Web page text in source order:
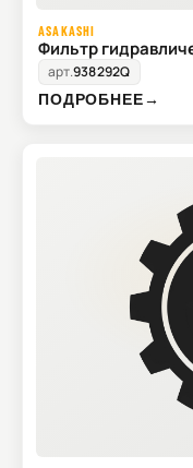
ASAKASHI
Фильтр
арт.938292Q
ПОДРОБНЕЕ→